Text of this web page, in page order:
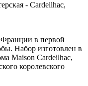
- Cardeilhac,
Франции в первой
Набор изготовлен в
Maison Cardeilhac,
королевского